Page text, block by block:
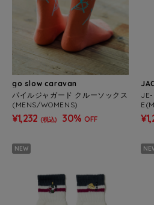
go slow caravan
パイルジャガード クルーソックス
(MENS/WOMENS)
¥1,232 (税込) 30% OFF
JE-
NEW